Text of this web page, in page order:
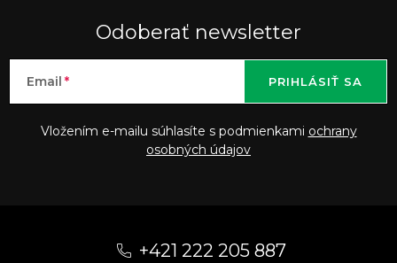
Odoberať newsletter
Email
Vložením e-mailu súhlasíte s podmienkami ochrany
osobných údajov
PRIHLÁSIŤ SA
+421 222 205 887